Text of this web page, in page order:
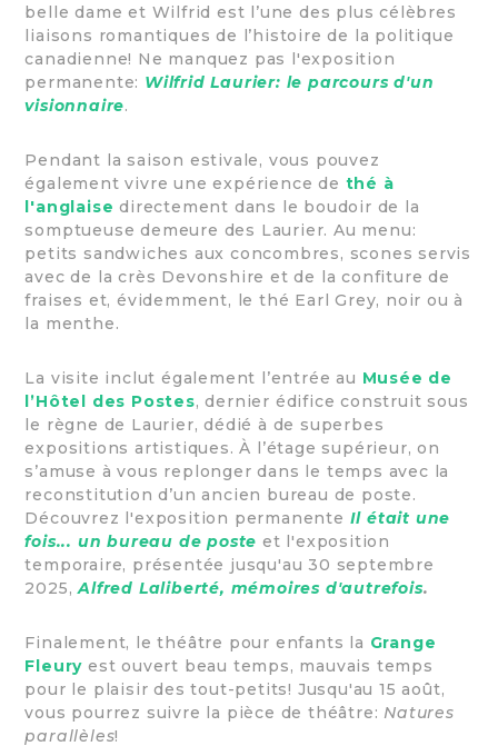
belle dame et Wilfrid est l’une des plus célèbres
liaisons romantiques de l’histoire de la politique
canadienne! Ne manquez pas l'exposition
permanente: Wilfrid Laurier: le parcours d'un
visionnaire.
Pendant la saison estivale, vous pouvez
également vivre une expérience de thé à
l'anglaise directement dans le boudoir de la
somptueuse demeure des Laurier. Au menu:
petits sandwiches aux concombres, scones servis
avec de la crès Devonshire et de la confiture de
fraises et, évidemment, le thé Earl Grey, noir ou à
la menthe.
La visite inclut également l’entrée au Musée de
l’Hôtel des Postes, dernier édifice construit sous
le règne de Laurier, dédié à de superbes
expositions artistiques. À l’étage supérieur, on
s’amuse à vous replonger dans le temps avec la
reconstitution d’un ancien bureau de poste.
Découvrez l'exposition permanente Il était une
fois... un bureau de poste et l'exposition
temporaire, présentée jusqu'au 30 septembre
2025,Alfred Laliberté, mémoires d'autrefois.
Finalement, le théâtre pour enfants la Grange
Fleury est ouvert beau temps, mauvais temps
pour le plaisir des tout-petits! Jusqu'au 15 août,
vous pourrez suivre la pièce de théâtre: Natures
parallèles!